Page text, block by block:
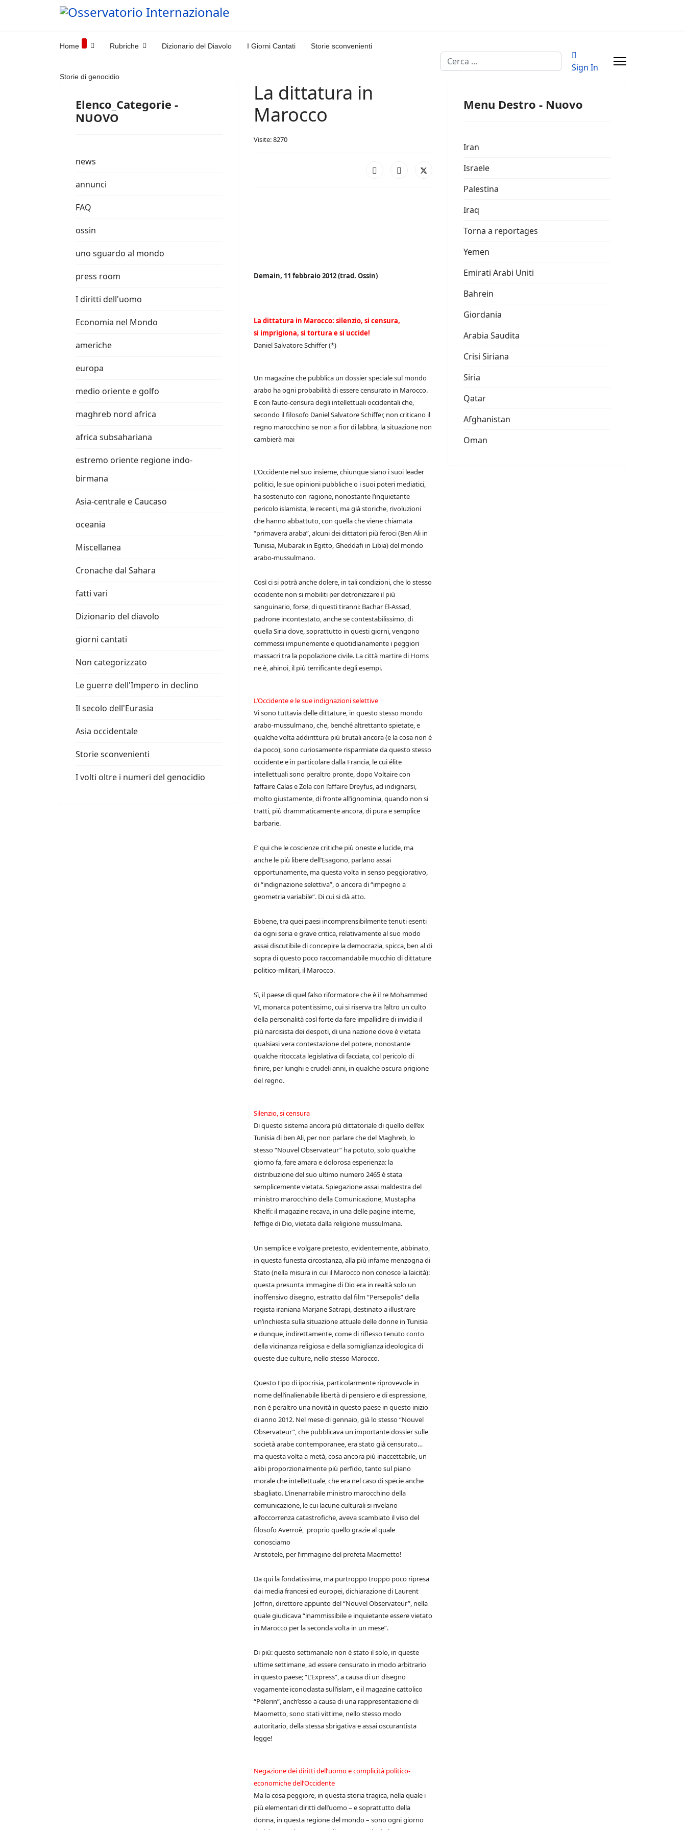
Home Rubriche Dizionario del Diavolo I Giorni Cantati Storie sconvenienti
Storie di genocidio
Cerca
Sign In
Elenco_Categorie -
NUOVO
news
annunci
FAQ
ossin
uno sguardo al mondo
press room
I diritti dell'uomo
Economia nel Mondo
americhe
europa
medio oriente e golfo
maghreb nord africa
africa subsahariana
estremo oriente regione indo-
birmana
Asia-centrale e Caucaso
oceania
Miscellanea
Cronache dal Sahara
fatti vari
Dizionario del diavolo
giorni cantati
Non categorizzato
Le guerre dell'Impero in declino
Il secolo dell'Eurasia
Asia occidentale
Storie sconvenienti
I volti oltre i numeri del genocidio
La dittatura in
Marocco
Visite: 8270
Demain, 11 febbraio 2012 (trad. Ossin)
La dittatura in Marocco: silenzio, si censura,
si imprigiona, si tortura e si uccide!
Daniel Salvatore Schiffer (*)
Un magazine che pubblica un dossier speciale sul mondo
arabo ha ogni probabilità di essere censurato in Marocco.
E con l’auto-censura degli intellettuali occidentali che,
secondo il filosofo Daniel Salvatore Schiffer, non criticano il
regno marocchino se non a fior di labbra, la situazione non
cambierà mai
L’Occidente nel suo insieme, chiunque siano i suoi leader
politici, le sue opinioni pubbliche o i suoi poteri mediatici,
ha sostenuto con ragione, nonostante l’inquietante
pericolo islamista, le recenti, ma già storiche, rivoluzioni
che hanno abbattuto, con quella che viene chiamata
“primavera araba”, alcuni dei dittatori più feroci (Ben Ali in
Tunisia, Mubarak in Egitto, Gheddafi in Libia) del mondo
arabo-mussulmano.
Così ci si potrà anche dolere, in tali condizioni, che lo stesso
occidente non si mobiliti per detronizzare il più
sanguinario, forse, di questi tiranni: Bachar El-Assad,
padrone incontestato, anche se contestabilissimo, di
quella Siria dove, soprattutto in questi giorni, vengono
commessi impunemente e quotidianamente i peggiori
massacri tra la popolazione civile. La città martire di Homs
ne è, ahinoi, il più terrificante degli esempi.
L’Occidente e le sue indignazioni selettive
Vi sono tuttavia delle dittature, in questo stesso mondo
arabo-mussulmano, che, benché altrettanto spietate, e
qualche volta addirittura più brutali ancora (e la cosa non è
da poco), sono curiosamente risparmiate da questo stesso
occidente e in particolare dalla Francia, le cui élite
intellettuali sono peraltro pronte, dopo Voltaire con
l’affaire Calas e Zola con l’affaire Dreyfus, ad indignarsi,
molto giustamente, di fronte all’ignominia, quando non si
tratti, più drammaticamente ancora, di pura e semplice
barbarie.
E’ qui che le coscienze critiche più oneste e lucide, ma
anche le più libere dell’Esagono, parlano assai
opportunamente, ma questa volta in senso peggiorativo,
di “indignazione selettiva”, o ancora di “impegno a
geometria variabile”. Di cui si dà atto.
Ebbene, tra quei paesi incomprensibilmente tenuti esenti
da ogni seria e grave critica, relativamente al suo modo
assai discutibile di concepire la democrazia, spicca, ben al di
sopra di questo poco raccomandabile mucchio di dittature
politico-militari, il Marocco.
Sì, il paese di quel falso riformatore che è il re Mohammed
VI, monarca potentissimo, cui si riserva tra l’altro un culto
della personalità così forte da fare impallidire di invidia il
più narcisista dei despoti, di una nazione dove è vietata
qualsiasi vera contestazione del potere, nonostante
qualche ritoccata legislativa di facciata, col pericolo di
finire, per lunghi e crudeli anni, in qualche oscura prigione
del regno.
Silenzio, si censura
Di questo sistema ancora più dittatoriale di quello dell’ex
Tunisia di ben Ali, per non parlare che del Maghreb, lo
stesso “Nouvel Observateur” ha potuto, solo qualche
giorno fa, fare amara e dolorosa esperienza: la
distribuzione del suo ultimo numero 2465 è stata
semplicemente vietata. Spiegazione assai maldestra del
ministro marocchino della Comunicazione, Mustapha
Khelfi: il magazine recava, in una delle pagine interne,
l’effige di Dio, vietata dalla religione mussulmana.
Un semplice e volgare pretesto, evidentemente, abbinato,
in questa funesta circostanza, alla più infame menzogna di
Stato (nella misura in cui il Marocco non conosce la laicità):
questa presunta immagine di Dio era in realtà solo un
inoffensivo disegno, estratto dal film “Persepolis” della
regista iraniana Marjane Satrapi, destinato a illustrare
un’inchiesta sulla situazione attuale delle donne in Tunisia
e dunque, indirettamente, come di riflesso tenuto conto
della vicinanza religiosa e della somiglianza ideologica di
queste due culture, nello stesso Marocco.
Questo tipo di ipocrisia, particolarmente riprovevole in
nome dell’inalienabile libertà di pensiero e di espressione,
non è peraltro una novità in questo paese in questo inizio
di anno 2012. Nel mese di gennaio, già lo stesso “Nouvel
Observateur”, che pubblicava un importante dossier sulle
società arabe contemporanee, era stato già censurato…
ma questa volta a metà, cosa ancora più inaccettabile, un
alibi proporzionalmente più perfido, tanto sul piano
morale che intellettuale, che era nel caso di specie anche
sbagliato. L’inenarrabile ministro marocchino della
comunicazione, le cui lacune culturali si rivelano
all’occorrenza catastrofiche, aveva scambiato il viso del
filosofo Averroè, proprio quello grazie al quale
conosciamo
Aristotele, per l’immagine del profeta Maometto!
Da qui la fondatissima, ma purtroppo troppo poco ripresa
dai media francesi ed europei, dichiarazione di Laurent
Joffrin, direttore appunto del “Nouvel Observateur”, nella
quale giudicava “inammissibile e inquietante essere vietato
in Marocco per la seconda volta in un mese”.
Di più: questo settimanale non è stato il solo, in queste
ultime settimane, ad essere censurato in modo arbitrario
in questo paese; “L’Express”, a causa di un disegno
vagamente iconoclasta sull’islam, e il magazine cattolico
“Pèlerin”, anch’esso a causa di una rappresentazione di
Maometto, sono stati vittime, nello stesso modo
autoritario, della stessa sbrigativa e assai oscurantista
legge!
Negazione dei diritti dell’uomo e complicità politico-
economiche dell’Occidente
Ma la cosa peggiore, in questa storia tragica, nella quale i
più elementari diritti dell’uomo – e soprattutto della
donna, in questa regione del mondo – sono ogni giorno
Menu Destro - Nuovo
Iran
Israele
Palestina
Iraq
Torna a reportages
Yemen
Emirati Arabi Uniti
Bahrein
Giordania
Arabia Saudita
Crisi Siriana
Siria
Qatar
Afghanistan
Oman